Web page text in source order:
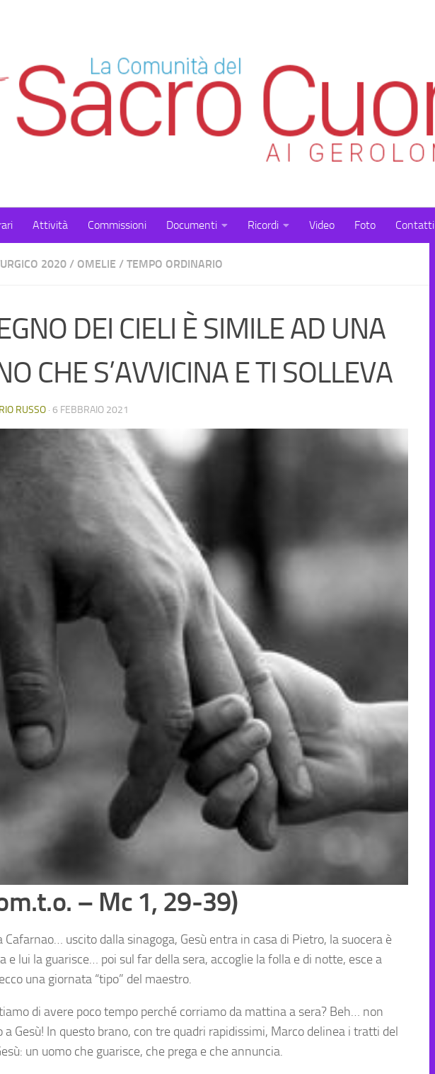
Attività Commissioni Documenti Ricordi Video Foto Contatti
2020 / OMELIE / TEMPO ORDINARIO
DEI CIELI È SIMILE AD UNA
CHE S’AVVICINA E TI SOLLEVA
RUSSO · 6 FEBBRAIO 2021
– Mc 1, 29-39)
Cafarnao… uscito dalla sinagoga, Gesù entra in casa di Pietro, la suocera è
e lui la guarisce… poi sul far della sera, accoglie la folla e di notte, esce a
una giornata “tipo” del maestro.
di avere poco tempo perché corriamo da mattina a sera? Beh… non
a Gesù! In questo brano, con tre quadri rapidissimi, Marco delinea i tratti del
un uomo che guarisce, che prega e che annuncia.